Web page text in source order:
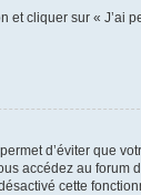
cliquer sur « J’ai
d’éviter que
accédez au forum
cette